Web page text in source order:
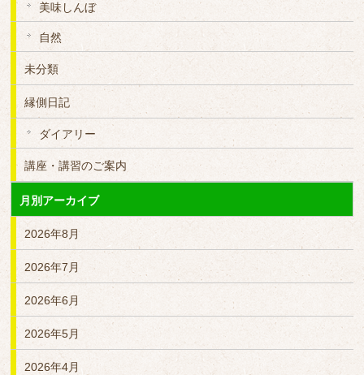
美味しんぼ
自然
未分類
縁側日記
ダイアリー
講座・講習のご案内
月別アーカイブ
2026年8月
2026年7月
2026年6月
2026年5月
2026年4月